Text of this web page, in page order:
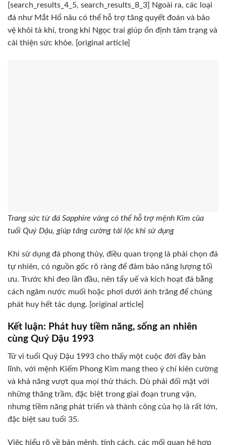
[search_results_4_5, search_results_8_3] Ngoài ra, các loại
đá như Mắt Hổ nâu có thể hỗ trợ tăng quyết đoán và bảo
vệ khỏi tà khí, trong khi Ngọc trai giúp ổn định tâm trạng và
cải thiện sức khỏe. [original article]
Trang sức từ đá Sapphire vàng có thể hỗ trợ mệnh Kim của
tuổi Quý Dậu, giúp tăng cường tài lộc khi sử dụng
Khi sử dụng đá phong thủy, điều quan trọng là phải chọn đá
tự nhiên, có nguồn gốc rõ ràng để đảm bảo năng lượng tối
ưu. Trước khi đeo lần đầu, nên tẩy uế và kích hoạt đá bằng
cách ngâm nước muối hoặc phơi dưới ánh trăng để chúng
phát huy hết tác dụng. [original article]
Kết luận: Phát huy tiềm năng, sống an nhiên
cùng Quý Dậu 1993
Tử vi tuổi Quý Dậu 1993 cho thấy một cuộc đời đầy bản
lĩnh, với mệnh Kiếm Phong Kim mang theo ý chí kiên cường
và khả năng vượt qua mọi thử thách. Dù phải đối mặt với
những thăng trầm, đặc biệt trong giai đoạn trung vận,
nhưng tiềm năng phát triển và thành công của họ là rất lớn,
đặc biệt sau tuổi 35.
Việc hiểu rõ về bản mệnh, tính cách, các mối quan hệ hợp